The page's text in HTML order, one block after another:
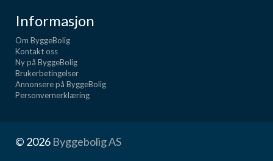
Informasjon
Om ByggeBolig
Kontakt oss
Ny på ByggeBolig
Brukerbetingelser
Annonsere på ByggeBolig
Personvernerklæring
© 2026 Byggebolig AS